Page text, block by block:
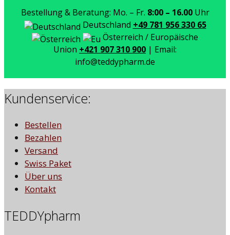
Bestellung & Beratung: Mo. – Fr. 8:00 – 16.00Uhr
Deutschland +49 781 956 330 65
Österreich / Europäische
Union +421 907 310 900 | Email:
info@teddypharm.de
Kundenservice:
Bestellen
Bezahlen
Versand
Swiss Paket
Über uns
Kontakt
TEDDYpharm